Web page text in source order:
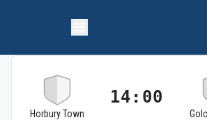
Horbury Town
14:00